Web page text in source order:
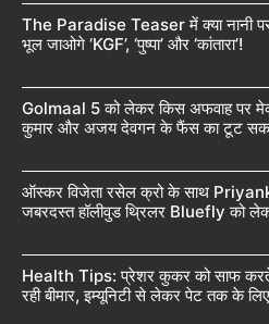
The Paradise Teaser में क्या नानी
भूल जाओगे ‘KGF’, ‘पुष्पा’ और ‘कांतारा’!
Golmaal 5 को लेकर किस अफवाह पर
कुमार और अजय देवगन के फैंस का टूट
ऑस्कर विजेता रसेल क्रो के साथ
जबरदस्त हॉलीवुड थ्रिलर Bluefly को
Health Tips: प्रेशर कुकर को साफ करते
रही बीमार, इम्यूनिटी से लेकर पेट तक के